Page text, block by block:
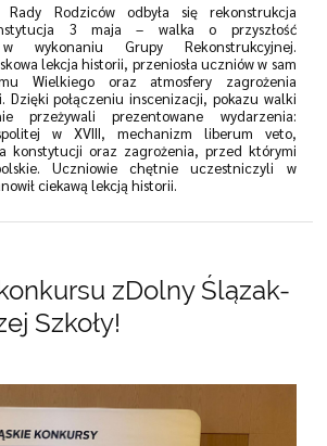
Rady Rodziców odbyła się rekonstrukcja
3 maja – walka o przyszłość
w wykonaniu Grupy Rekonstrukcyjnej.
lekcja historii, przeniosła uczniów w sam
Wielkiego oraz atmosfery zagrożenia
Dzięki połączeniu inscenizacji, pokazu walki
przeżywali prezentowane wydarzenia:
w XVIII, mechanizm liberum veto,
konstytucji oraz zagrożenia, przed którymi
Uczniowie chętnie uczestniczyli w
ciekawą lekcją historii.
zDolny Ślązak-
Szkoły!